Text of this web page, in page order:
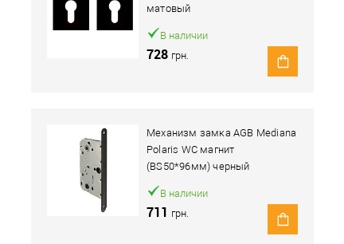
матовый
В наличии
728 грн.
Механизм замка AGB Mediana
Polaris WC магнит
(BS50*96мм) черный
В наличии
711 грн.